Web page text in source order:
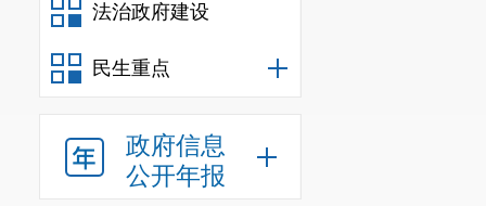
法治政府建设
民生重点
政府信息
公开年报